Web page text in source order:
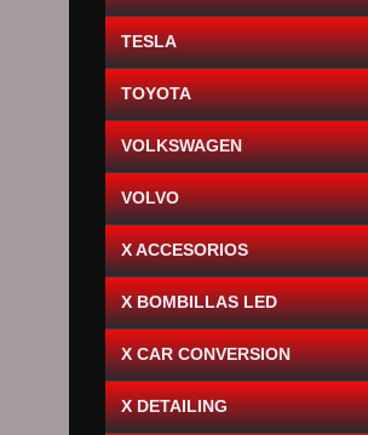
TESLA
TOYOTA
VOLKSWAGEN
VOLVO
X ACCESORIOS
X BOMBILLAS LED
X CAR CONVERSION
X DETAILING